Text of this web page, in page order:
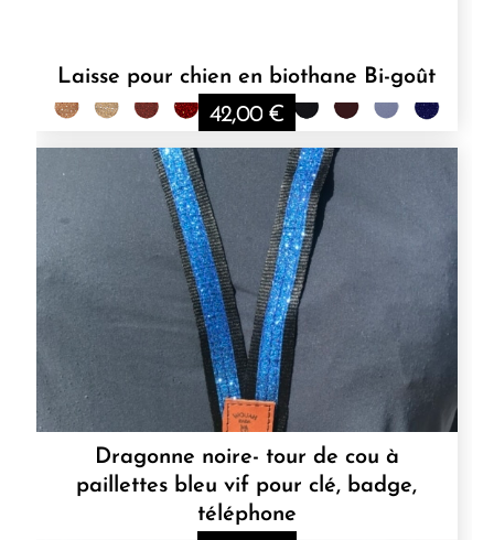
Laisse pour chien en biothane Bi-goût
42,00 €
Dragonne noire- tour de cou à
paillettes bleu vif pour clé, badge,
téléphone